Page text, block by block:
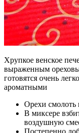
Хрупкое венское
выраженным
готовятся очень
ароматными
Орехи смолоть
В миксере
воздушную